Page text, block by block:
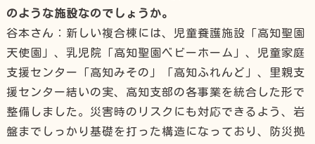
のような施設なのでしょうか。
谷本さん：新しい複合棟には、児童養護施設「高知聖園
天使園」、乳児院「高知聖園ベビーホーム」、児童家庭
支援センター「高知みその」「高知ふれんど」、里親支
援センター結いの実、高知支部の各事業を統合した形で
整備しました。災害時のリスクにも対応できるよう、岩
盤までしっかり基礎を打った構造になっており、防災拠